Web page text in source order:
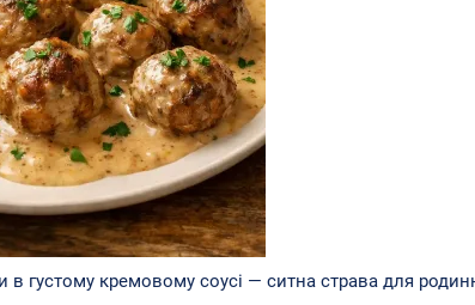
в густому кремовому соусі — ситна страва для